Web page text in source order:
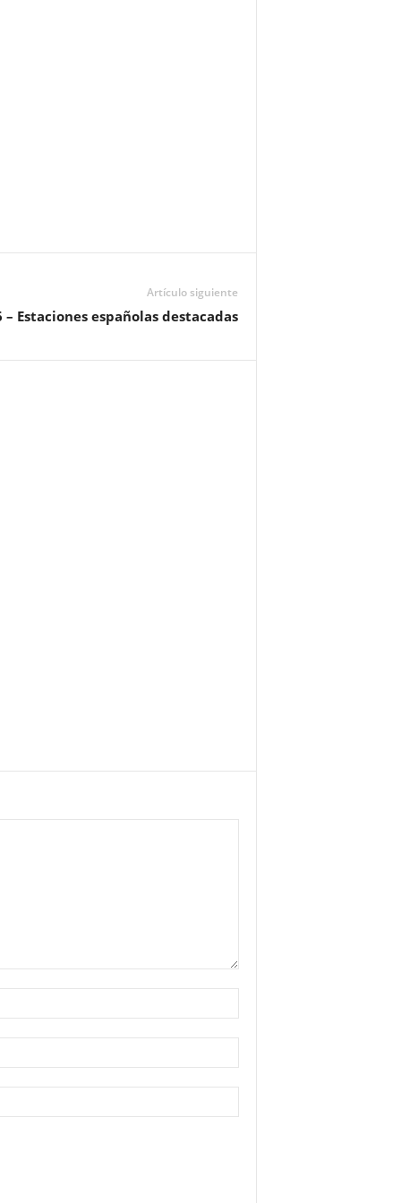
Artículo siguiente
– Estaciones españolas destacadas